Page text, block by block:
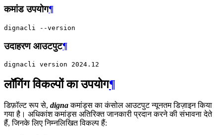
कमांड उपयोग¶
dignacli
उदाहरण आउटपुट¶
dignacli version 2024
लॉगिंग विकल्पों का उपयोग¶
डिफ़ॉल्ट रूप से, dignaकमांड्स का कंसोल आउटपुट न्यूनतम डिज़ाइन किया
गया है। अधिकांश कमांड्स अतिरिक्त जानकारी प्रदान करने की संभावना देते
हैं, जिनके लिए निम्नलिखित विकल्प हैं: